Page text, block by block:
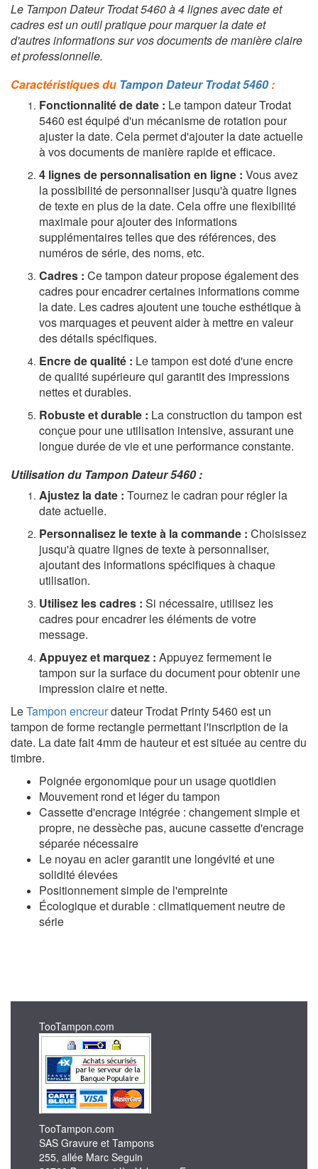
Le Tampon Dateur Trodat 5460 à 4 lignes avec date et
cadres est un outil pratique pour marquer la date et
d'autres informations sur vos documents de manière claire
et professionnelle.
Caractéristiques du Tampon Dateur Trodat 5460:
Fonctionnalité de date : Le tampon dateur Trodat
5460 est équipé d'un mécanisme de rotation pour
ajuster la date. Cela permet d'ajouter la date actuelle
à vos documents de manière rapide et efficace.
4 lignes de personnalisation en ligne : Vous avez
la possibilité de personnaliser jusqu'à quatre lignes
de texte en plus de la date. Cela offre une flexibilité
maximale pour ajouter des informations
supplémentaires telles que des références, des
numéros de série, des noms, etc.
Cadres : Ce tampon dateur propose également des
cadres pour encadrer certaines informations comme
la date. Les cadres ajoutent une touche esthétique à
vos marquages et peuvent aider à mettre en valeur
des détails spécifiques.
Encre de qualité : Le tampon est doté d'une encre
de qualité supérieure qui garantit des impressions
nettes et durables.
Robuste et durable : La construction du tampon est
conçue pour une utilisation intensive, assurant une
longue durée de vie et une performance constante.
Utilisation du Tampon Dateur 5460 :
Ajustez la date : Tournez le cadran pour régler la
date actuelle.
Personnalisez le texte à la commande : Choisissez
jusqu'à quatre lignes de texte à personnaliser,
ajoutant des informations spécifiques à chaque
utilisation.
Utilisez les cadres : Si nécessaire, utilisez les
cadres pour encadrer les éléments de votre
message.
Appuyez et marquez : Appuyez fermement le
tampon sur la surface du document pour obtenir une
impression claire et nette.
LeTampon encreurdateur Trodat Printy 5460 est un
tampon de forme rectangle permettant l'inscription de la
date. La date fait 4mm de hauteur et est située au centre du
timbre.
Poignée ergonomique pour un usage quotidien
Mouvement rond et léger du tampon
Cassette d'encrage intégrée : changement simple et
propre, ne dessèche pas, aucune cassette d'encrage
séparée nécessaire
Le noyau en acier garantit une longévité et une
solidité élevées
Positionnement simple de l'empreinte
Écologique et durable : climatiquement neutre de
série
TooTampon.com
TooTampon.com
SAS Gravure et Tampons
255, allée Marc Seguin